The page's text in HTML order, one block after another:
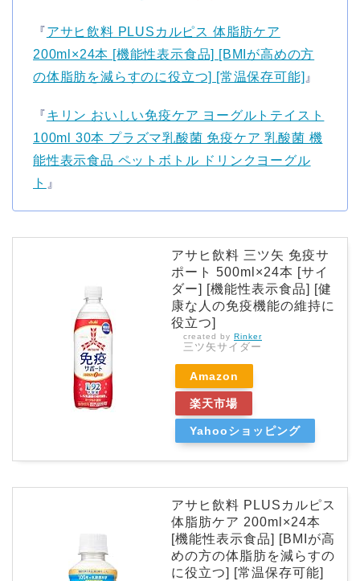
『アサヒ飲料 PLUSカルピス 体脂肪ケア
200ml×24本 [機能性表示食品] [BMIが高めの方
の体脂肪を減らすのに役立つ] [常温保存可能] 』
『キリン おいしい免疫ケア ヨーグルトテイスト
100ml 30本 プラズマ乳酸菌 免疫ケア 乳酸菌 機
能性表示食品 ペットボトル ドリンクヨーグル
ト 』
アサヒ飲料 三ツ矢 免疫サ
ポート 500ml×24本 [サイ
ダー] [機能性表示食品] [健
康な人の免疫機能の維持に
役立つ]
created by Rinker
三ツ矢サイダー
Amazon
楽天市場
Yahooショッピング
アサヒ飲料 PLUSカルピス
体脂肪ケア 200ml×24本
[機能性表示食品] [BMIが高
めの方の体脂肪を減らすの
に役立つ] [常温保存可能]